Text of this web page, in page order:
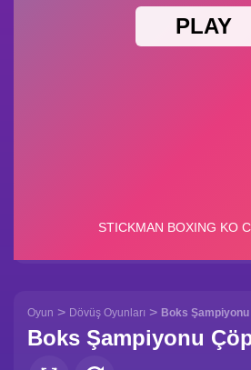
Oyun > Dövüş Oyunları > Boks
Boks Şampiyonu